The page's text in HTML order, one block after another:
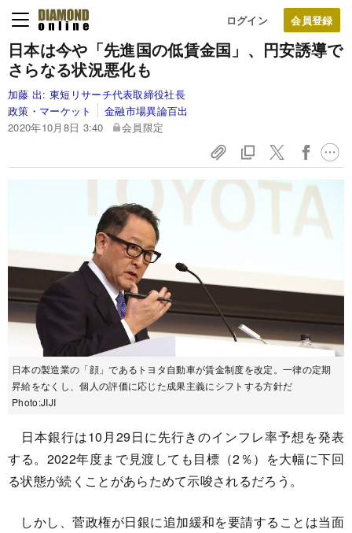
ログイン
日本は今や「先進国の低賃金国」、円安誘導で
さらなる状況悪化も
加藤 出: 東短リサーチ代表取締役社長
政策・マーケット
金融市場異論百出
2020年10月8日 3:40
会員限定
日本の製造業の「顔」であるトヨタ自動車が賃金制度を改定。一律の定期
昇給をなくし、個人の評価に応じた成果主義にシフトする方針だ
Photo:JIJI
日本銀行は10月29日に先行きのインフレ率予想を発表
する。2022年度まで見渡しても目標（2％）を大幅に下回
る状態が続くことがあらためて示唆されるだろう。
しかし、菅政権が日銀に追加緩和を要請することは当面